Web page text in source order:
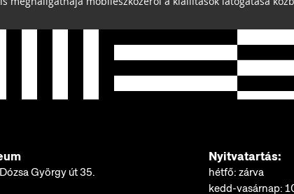
György út 35.
Nyitvatartás:
hétfő: zárva
kedd-vasárnap: